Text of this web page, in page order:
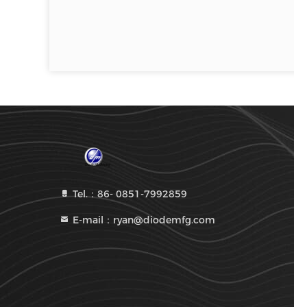
Tel.：86- 0851-7992859
E-mail：ryan@diodemfg.com